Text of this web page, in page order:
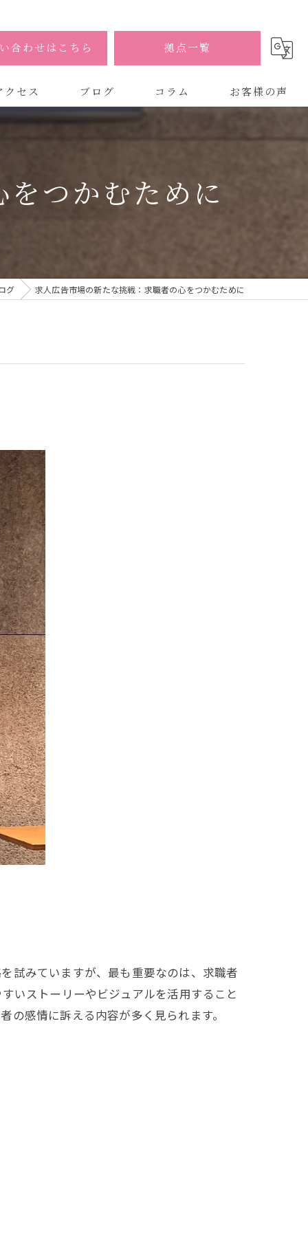
合わせはこちら 拠点一覧
クセス
会社AOA 南森町オフィス
ブログ コラム お客様の声
つかむために
グ 求人広告市場の新たな挑戦：求職者の心をつかむために
試みていますが、最も重要なのは、求職者
いストーリーやビジュアルを活用すること
感情に訴える内容が多く見られます。